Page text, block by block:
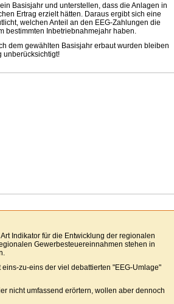
Basisjahr und unterstellen, dass die Anlagen in
Ertrag erzielt hätten. Daraus ergibt sich eine
welchen Anteil an den EEG-Zahlungen die
bestimmten Inbetriebnahmejahr haben.
dem gewählten Basisjahr erbaut wurden bleiben
unberücksichtigt!
Indikator für die Entwicklung der regionalen
Gewerbesteuereinnahmen stehen in
zu-eins der viel debattierten "EEG-Umlage"
nicht umfassend erörtern, wollen aber dennoch